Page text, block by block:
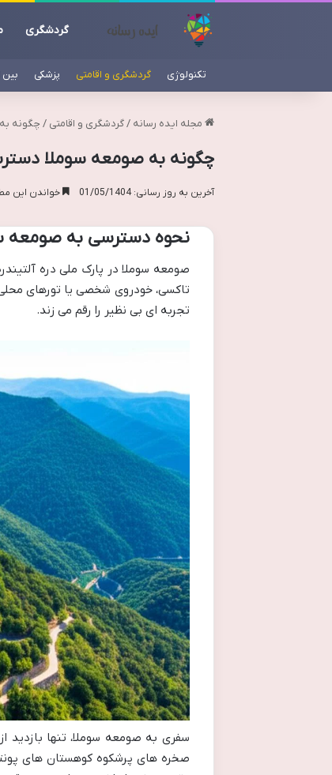
گردشگری
تکنولوژی گردشگری و اقامتی پزشکی بین
مجله ایده رسانه / گردشگری و اقامتی / چگونه
چگونه به صومعه سوملا
آخرین به روز رسانی: 01/05/1404 خواندن این مطلب 13 دقیقه
نحوه دسترسی به صومعه
صومعه سوملا در پارک ملی دره
تاکسی، خودروی شخصی یا تورهای
تجربه ای بی نظیر را رقم می زند.
سفری به صومعه سوملا، تنها
صخره های پرشکوه کوهستان های